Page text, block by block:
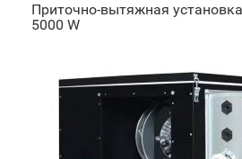
Приточно-вытяжная
5000 W